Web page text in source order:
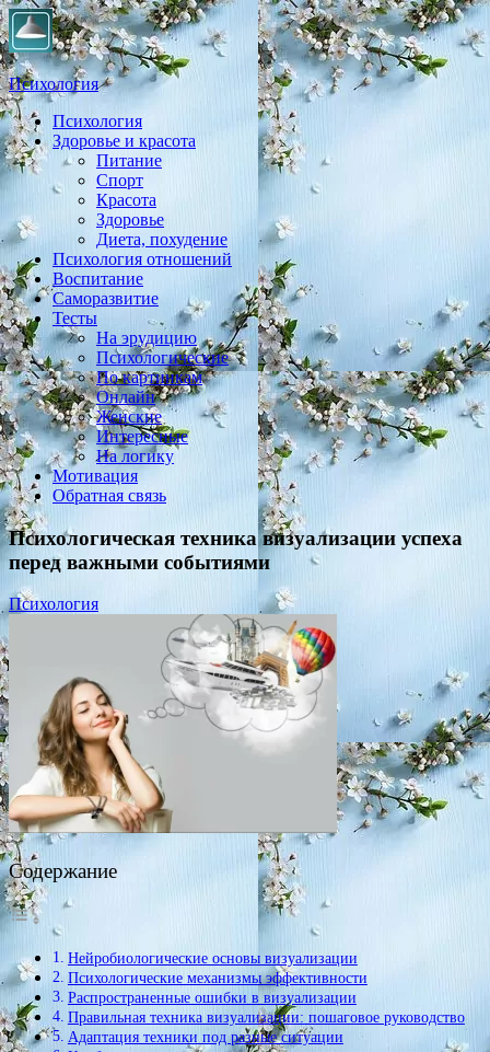
Психология
Практическая психология, личностный рост, экология,
здоровье, воспитание,
Психология
Здоровье и красота
Питание
Спорт
Красота
Здоровье
Диета, похудение
Психология отношений
Воспитание
Саморазвитие
Тесты
На эрудицию
Психологические
По картинкам
Онлайн
Женские
Интересные
На логику
Мотивация
Обратная связь
Психологическая техника визуализации успеха
перед важными событиями
Психология
Содержание
Нейробиологические основы визуализации
Психологические механизмы эффективности
Распространенные ошибки в визуализации
Правильная техника визуализации: пошаговое руководство
Адаптация техники под разные ситуации